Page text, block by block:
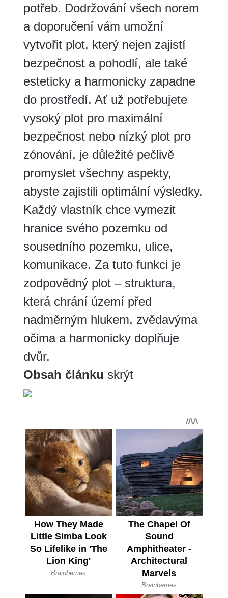
potřeb. Dodržování všech norem
a doporučení vám umožní
vytvořit plot, který nejen zajistí
bezpečnost a pohodlí, ale také
esteticky a harmonicky zapadne
do prostředí. Ať už potřebujete
vysoký plot pro maximální
bezpečnost nebo nízký plot pro
zónování, je důležité pečlivě
promyslet všechny aspekty,
abyste zajistili optimální výsledky.
Každý vlastník chce vymezit
hranice svého pozemku od
sousedního pozemku, ulice,
komunikace. Za tuto funkci je
zodpovědný plot – struktura,
která chrání území před
nadměrným hlukem, zvědavýma
očima a harmonicky doplňuje
dvůr.
Obsah článku skrýt